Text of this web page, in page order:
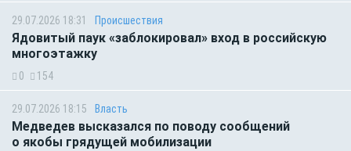
29.07.2026 18:31 Происшествия
Ядовитый паук «заблокировал» вход в российскую
многоэтажку
0 154
29.07.2026 18:15 Власть
Медведев высказался по поводу сообщений
о якобы грядущей мобилизации